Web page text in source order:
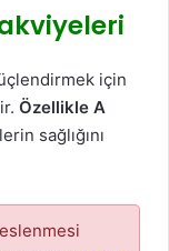
için
Özellikle A
sağlığını